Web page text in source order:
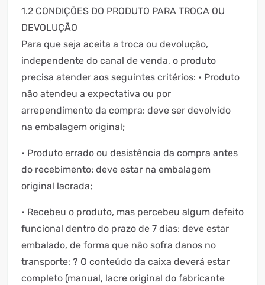
1.2 CONDIÇÕES DO PRODUTO PARA TROCA OU
DEVOLUÇÃO
Para que seja aceita a troca ou devolução,
independente do canal de venda, o produto
precisa atender aos seguintes critérios: • Produto
não atendeu a expectativa ou por
arrependimento da compra: deve ser devolvido
na embalagem original;
• Produto errado ou desistência da compra antes
do recebimento: deve estar na embalagem
original lacrada;
• Recebeu o produto, mas percebeu algum defeito
funcional dentro do prazo de 7 dias: deve estar
embalado, de forma que não sofra danos no
transporte; ? O conteúdo da caixa deverá estar
completo (manual, lacre original do fabricante